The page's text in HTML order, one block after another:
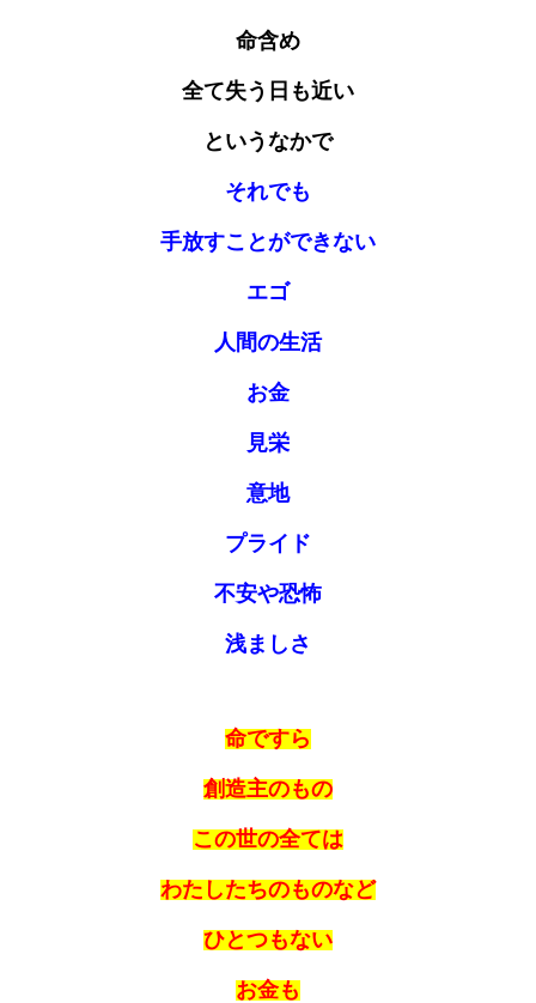
命含め
全て失う日も近い
というなかで
それでも
手放すことができない
エゴ
人間の生活
お金
見栄
意地
プライド
不安や恐怖
浅ましさ
命ですら
創造主のもの
この世の全ては
わたしたちのものなど
ひとつもない
お金も